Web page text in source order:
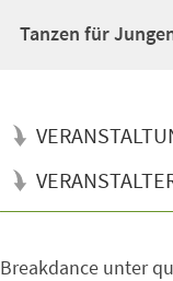
Tanzen für
Breakdance unter